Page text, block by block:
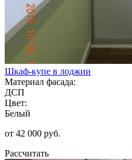
Шкаф-купе в лоджии
Материал фасада:
ДСП
Цвет:
Белый
от 42 000 руб.
Рассчитать